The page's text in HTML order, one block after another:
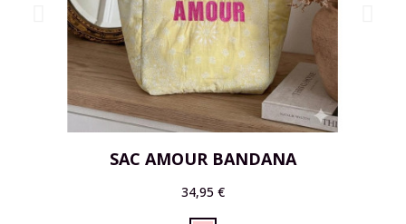
SAC AMOUR BANDANA
34,95 €